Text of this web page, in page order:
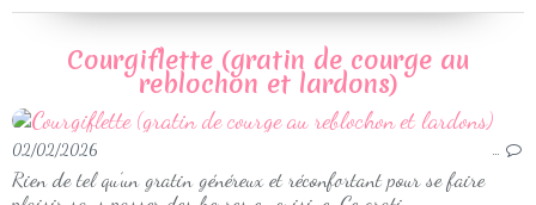
Courgiflette (gratin de courge au
reblochon et lardons)
02/02/2026 …
Rien de tel qu’un gratin généreux et réconfortant pour se faire